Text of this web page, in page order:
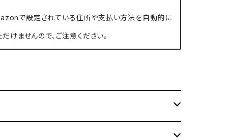
で設定されている住所や支払い方法を自動的に
ませんので、ご注意ください。